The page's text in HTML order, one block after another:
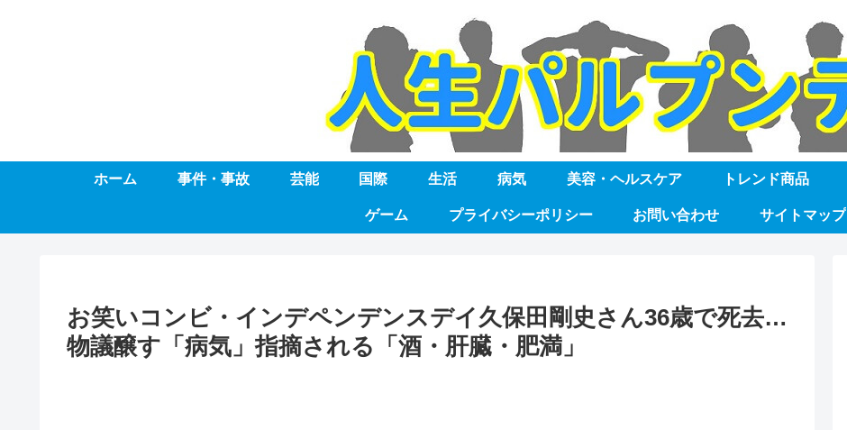
ホーム 事件・事故 芸能 国際 生活 病気 美容・ヘルスケア トレンド商品
ゲーム プライバシーポリシー お問い合わせ サイトマップ
お笑いコンビ・インデペンデンスデイ久保田剛史さん36歳で死去…
物議醸す「病気」指摘される「酒・肝臓・肥満」